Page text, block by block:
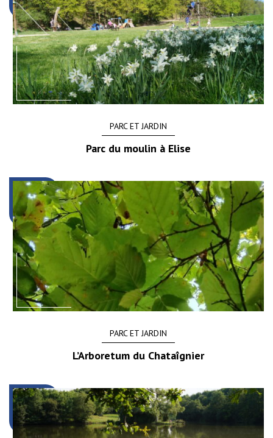
PARC ET JARDIN
Parc du moulin à Elise
PARC ET JARDIN
L’Arboretum du Chataîgnier